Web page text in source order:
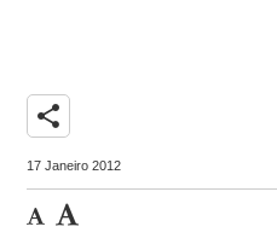
share
17 Janeiro 2012